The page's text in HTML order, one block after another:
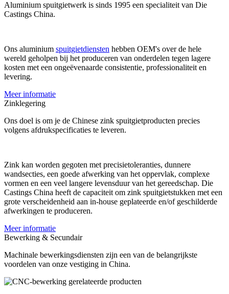
Aluminium spuitgietwerk is sinds 1995 een specialiteit van Die
Castings China.
Ons aluminium spuitgietdiensten hebben OEM's over de hele
wereld geholpen bij het produceren van onderdelen tegen lagere
kosten met een ongeëvenaarde consistentie, professionaliteit en
levering.
Meer informatie
Zinklegering
Ons doel is om je de Chinese zink spuitgietproducten precies
volgens afdrukspecificaties te leveren.
Zink kan worden gegoten met precisietoleranties, dunnere
wandsecties, een goede afwerking van het oppervlak, complexe
vormen en een veel langere levensduur van het gereedschap. Die
Castings China heeft de capaciteit om zink spuitgietstukken met een
grote verscheidenheid aan in-house geplateerde en/of geschilderde
afwerkingen te produceren.
Meer informatie
Bewerking & Secundair
Machinale bewerkingsdiensten zijn een van de belangrijkste
voordelen van onze vestiging in China.